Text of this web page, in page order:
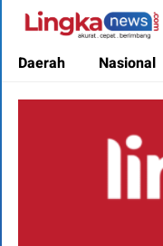
Lingkanews
Akurat. Cepat & Berimbang
Daerah Nasional